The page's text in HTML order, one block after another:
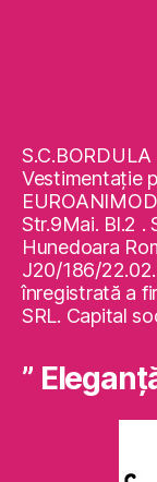
S.C.BORDULA
Vestimentaţie
Str.9Mai. Bl.2 .
Hunedoara
J20/186/
înregistrată a
SRL. Capital
”